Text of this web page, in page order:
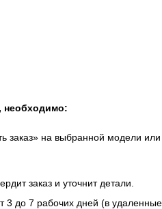
необходимо:
заказ» на выбранной модели или
заказ и уточнит детали.
3 до 7 рабочих дней (в удаленные